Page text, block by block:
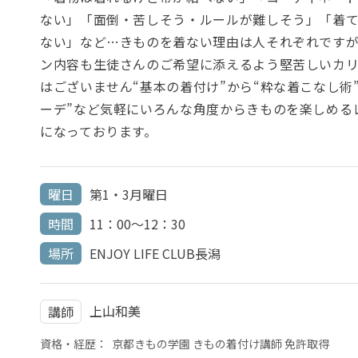
ない」「面倒・苦しそう・ルールが難しそう」「着
ない」など…きものを着ない理由は人それぞれです
ン内容も生徒さんのご希望に添えるよう堅苦しいカ
はございません“基本の着付け”から“粋な着こなし術
ーデ”など気軽にいろんな角度からきものを楽しめる
になっております。
曜日
第1・3月曜日
時間
11：00～12：30
場所
ENJOY LIFE CLUB長潟
講師 上山和美
資格・経歴：
京都きもの学園 きもの着付け講師 免許取得